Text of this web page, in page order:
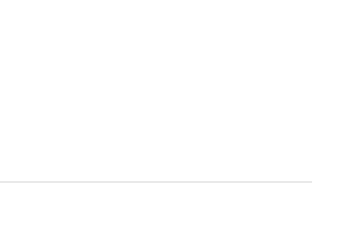
und muss seltener gereinigt werden.
gewährleistet absolute Sicherheit auch beim
Panzerglases. Es splittert nicht und ermöglicht somit
Hersteller angepasst.